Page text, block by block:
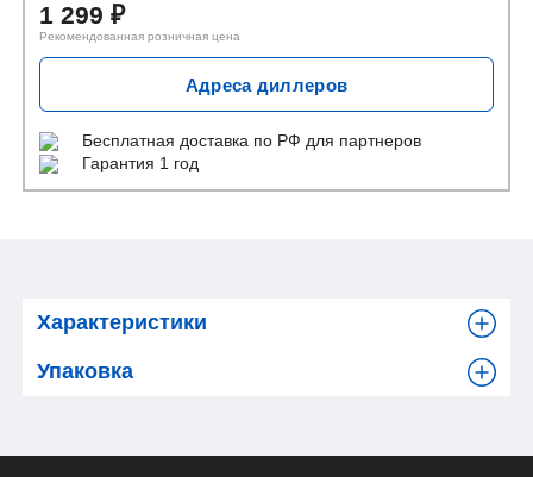
1 299₽
Рекомендованная розничная цена
Адреса диллеров
Бесплатная доставка по РФ для партнеров
Гарантия 1 год
Характеристики
Упаковка